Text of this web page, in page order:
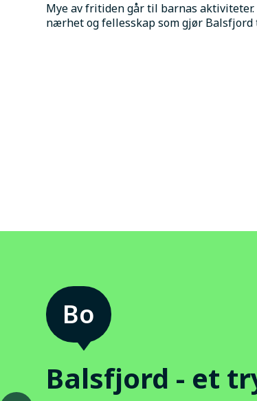
Mye av fritiden går til barnas
nærhet og fellesskap som gjør Balsfjord
Balsfjord - et